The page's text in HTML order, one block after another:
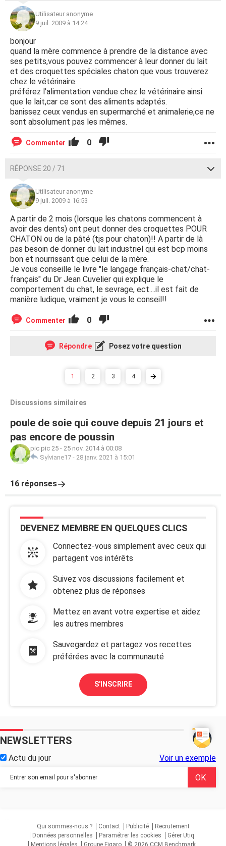
Utilisateur anonyme
9 juil. 2009 à 14:24
bonjour
quand la mère commence à prendre de la distance avec
ses petits,vous pouvez commencer à leur donner du lait
et des croquettes spéciales chaton que vous trouverez
chez le vétérinaire.
préférez l'alimentation vendue chez le vétérinaire ainsi
que le lait,car ce sont des aliments adaptés.
banissez ceux vendus en supermarché et animalerie,ce ne
sont absolument pas les mêmes.
Commenter 0
RÉPONSE 20 / 71
Utilisateur anonyme
9 juil. 2009 à 16:53
A partir de 2 mois (lorsque les chatons commencent à
avoir des dents) ont peut donner des croquettes POUR
CHATON ou de la pâté (tjs pour chaton)!! A partir de là
pas besoin de donner du lait industriel qui est bcp moins
bon et nourrissant que celui de la mère.
Je vous conseille le livre "le langage français-chat/chat-
français" du Dr Jean Cuvelier qui explique le
comportement du chat, le sevrage, ect....il est fait de
manière ludique, vraiment je vous le conseil!!
Commenter 0
Répondre Posez votre question
1 2 3 4
Discussions similaires
poule de soie qui couve depuis 21 jours et
pas encore de poussin
pic pic 25 - 25 nov. 2014 à 00:08
Sylviane17 - 28 janv. 2021 à 15:01
16 réponses
DEVENEZ MEMBRE EN QUELQUES CLICS
Connectez-vous simplement avec ceux qui
partagent vos intérêts
Suivez vos discussions facilement et
obtenez plus de réponses
Mettez en avant votre expertise et aidez
les autres membres
Sauvegardez et partagez vos recettes
préférées avec la communauté
S'INSCRIRE
NEWSLETTERS
Actu du jour Voir un exemple
...
Qui sommes-nous ?
Contact Publicité
Recrutement
Données personnelles
Paramétrer les cookies
Gérer Utiq
Mentions légales
Groupe Figaro © 2026 CCM Benchmark